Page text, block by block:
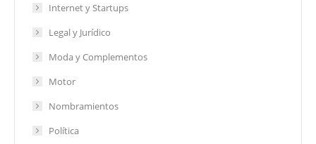
Internet y Startups
Legal y Jurídico
Moda y Complementos
Motor
Nombramientos
Política